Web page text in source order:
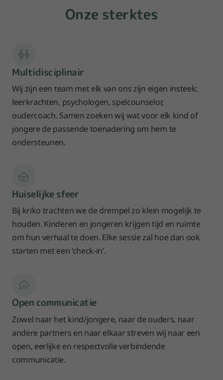
Onze sterktes
Multidisciplinair
Wij zijn een team met elk van ons zijn eigen insteek:
leerkrachten, psychologen, spelcounselor,
oudercoach. Samen zoeken wij wat voor elk kind of
jongere de passende toenadering om hem te
ondersteunen.
Huiselijke sfeer
Bij kriko trachten we de drempel zo klein mogelijk te
houden. Kinderen en jongeren krijgen tijd en ruimte
om hun verhaal te doen. Elke sessie zal hoe dan ook
starten met een ‘check-in’.
Open communicatie
Zowel naar het kind/jongere, naar de ouders, naar
andere partners en naar elkaar streven wij naar een
open, eerlijke en respectvolle verbindende
communicatie.